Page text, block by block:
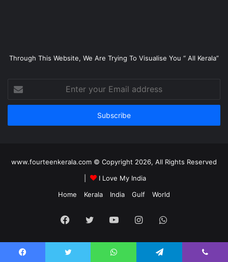
Through This Website, We Are Trying To Visualise You “ All Kerala”
your
Email
www.fourteenkerala.com © Copyright 2026, All Rights Reserved
I Love My India
Home
Kerala India Gulf World
Facebook
TwitterYouTubeInstagramWhatsApp